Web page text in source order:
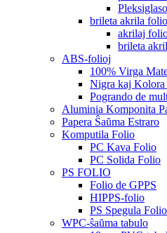
brileta akrila folio
akrilaj
brileta
ABS-folioj
100% Virga
Nigra kaj
Pogrando de
Aluminia Komponita
Papera Ŝaŭma Estraro
Komputila Folio
PC Kava Folio
PC Solida Folio
PS FOLIO
Folio de GPPS
HIPPS-folio
PS Spegula Folio
WPC-ŝaŭma tabulo